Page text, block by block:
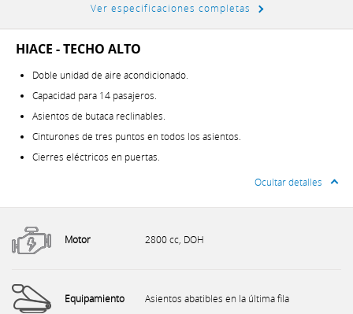
Ver especificaciones completas
HIACE - TECHO ALTO
Doble unidad de aire acondicionado.
Capacidad para 14 pasajeros.
Asientos de butaca reclinables.
Cinturones de tres puntos en todos los asientos.
Cierres eléctricos en puertas.
Ocultar detalles
Motor 2800 cc, DOH
Equipamiento Asientos abatibles en la última fila